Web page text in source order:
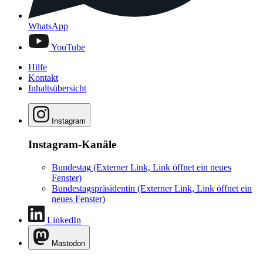
WhatsApp
YouTube
Hilfe
Kontakt
Inhaltsübersicht
Instagram
Instagram-Kanäle
Bundestag (Externer Link, Link öffnet ein neues
Fenster)
Bundestagspräsidentin (Externer Link, Link öffnet ein
neues Fenster)
LinkedIn
Mastodon